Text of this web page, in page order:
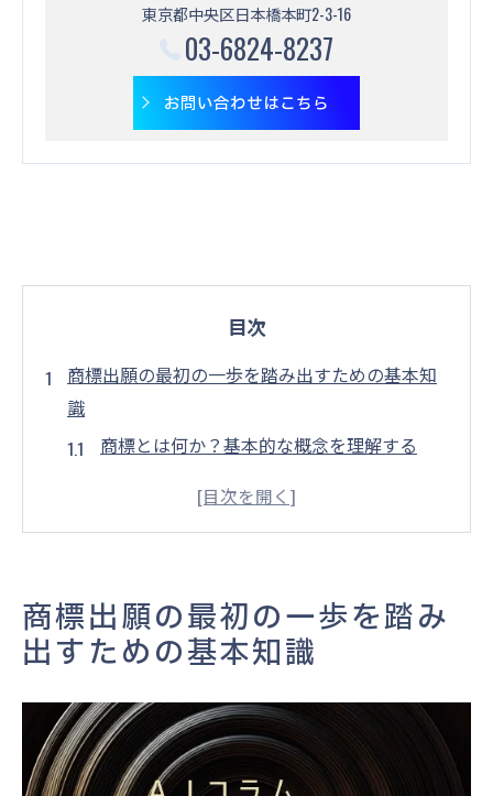
東京都中央区日本橋本町2-3-16
03-6824-8237
お問い合わせはこちら
目次
商標出願の最初の一歩を踏み出すための基本知
識
商標とは何か？基本的な概念を理解する
商標出願の準備における初期ステップ
商標の種類とそれぞれの特徴を知る
プロが教える商標選定と調査の重要性
商標選定の重要な基準とは
商標調査の方法とそのポイント
他社商標との重複を避けるための戦略
商標出願の最初の一歩を踏み
出すための基本知識